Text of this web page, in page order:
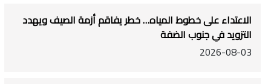
الاعتداء على خطوط المياه… خطر يفاقم أزمة الصيف ويهدد
التزويد في جنوب الضفة
2026-08-03